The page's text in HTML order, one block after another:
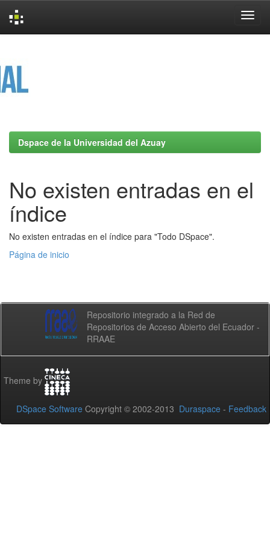
Dspace de la Universidad del Azuay
No existen entradas en el
índice
No existen entradas en el índice para "Todo DSpace".
Página de inicio
Repositorio integrado a la Red de
Repositorios de Acceso Abierto del Ecuador -
RRAAE
Theme by
DSpace Software Copyright © 2002-2013 Duraspace - Feedback